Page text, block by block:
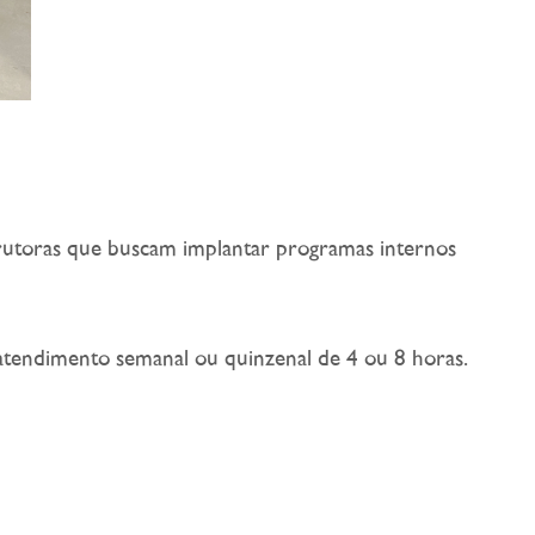
que buscam implantar programas internos
semanal ou quinzenal de 4 ou 8 horas.